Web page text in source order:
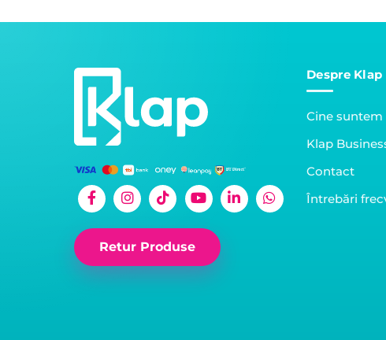
Retur Produse
Despre Klap
Cine suntem
Klap
Contact
Întrebări